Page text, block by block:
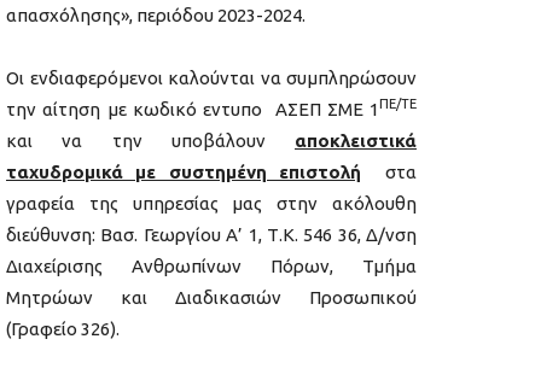
απασχόλησης», περιόδου 2023-2024.
Οι ενδιαφερόμενοι καλούνται να συμπληρώσουν
την αίτηση με κωδικό εντυπο ΑΣΕΠ ΣΜΕ 1 ΠΕ/ΤΕ
και να την υποβάλουν αποκλειστικά
ταχυδρομικά με συστημένη επιστολή
στα
γραφεία της υπηρεσίας μας στην ακόλουθη
διεύθυνση: Βασ. Γεωργίου Α’ 1, Τ.Κ. 546 36, Δ/νση
Διαχείρισης Ανθρωπίνων Πόρων, Τμήμα
Μητρώων και Διαδικασιών Προσωπικού
(Γραφείο 326).